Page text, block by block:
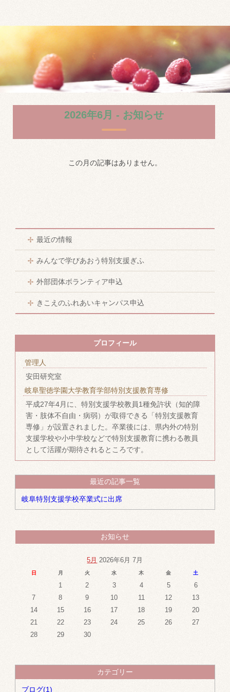
2026年6月 - お知らせ
この月の記事はありません。
最近の情報
みんなで学びあおう特別支援ぎふ
外部団体ボランティア申込
きこえのふれあいキャンパス申込
プロフィール
管理人
安田研究室
岐阜聖徳学園大学教育学部特別支援教育専修
平成27年4月に、特別支援学校教員1種免許状（知的障
害・肢体不自由・病弱）が取得できる「特別支援教育
専修」が設置されました。卒業後には、県内外の特別
支援学校や小中学校などで特別支援教育に携わる教員
として活躍が期待されるところです。
最近の記事一覧
岐阜特別支援学校卒業式に出席
お知らせ
5月 2026年6月 7月
日 月 火 水 木 金 土
1 2 3 4 5
6
7
8 9 10 11 12
13
14
15 16 17 18 19
20
21
22 23 24 25 26
27
28
29 30
カテゴリー
ブログ(1)